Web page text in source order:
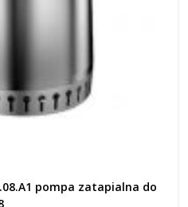
pompa zatapialna do